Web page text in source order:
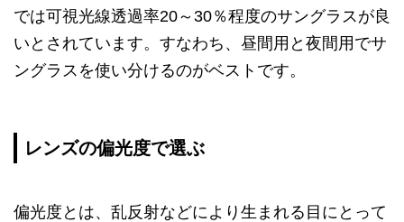
では可視光線透過率20～30％程度のサングラスが良
いとされています。すなわち、昼間用と夜間用でサ
ングラスを使い分けるのがベストです。
レンズの偏光度で選ぶ
偏光度とは、乱反射などにより生まれる目にとって